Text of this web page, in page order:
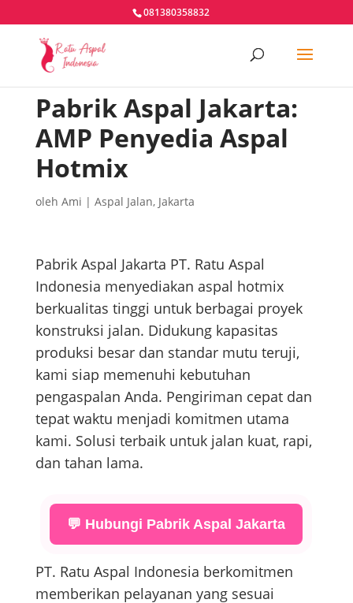
081380358832
Pabrik Aspal Jakarta:
AMP Penyedia Aspal
Hotmix
oleh Ami | Aspal Jalan, Jakarta
Pabrik Aspal Jakarta PT. Ratu Aspal
Indonesia menyediakan aspal hotmix
berkualitas tinggi untuk berbagai proyek
konstruksi jalan. Didukung kapasitas
produksi besar dan standar mutu teruji,
kami siap memenuhi kebutuhan
pengaspalan Anda. Pengiriman cepat dan
tepat waktu menjadi komitmen utama
kami. Solusi terbaik untuk jalan kuat, rapi,
dan tahan lama.
💬 Hubungi Pabrik Aspal Jakarta
PT. Ratu Aspal Indonesia berkomitmen
memberikan pelayanan yang sesuai